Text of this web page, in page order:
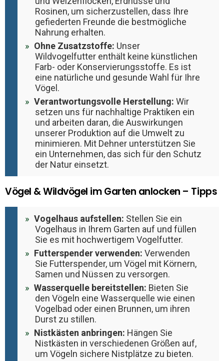
Rosinen, um sicherzustellen, dass Ihre
gefiederten Freunde die bestmögliche
Nahrung erhalten.
Ohne Zusatzstoffe: Unser
Wildvogelfutter enthält keine künstlichen
Farb- oder Konservierungsstoffe. Es ist
eine natürliche und gesunde Wahl für Ihre
Vögel.
Verantwortungsvolle Herstellung: Wir
setzen uns für nachhaltige Praktiken ein
und arbeiten daran, die Auswirkungen
unserer Produktion auf die Umwelt zu
minimieren. Mit Dehner unterstützen Sie
ein Unternehmen, das sich für den Schutz
der Natur einsetzt.
Vögel & Wildvögel im Garten anlocken – Tipps
Vogelhaus aufstellen: Stellen Sie ein
Vogelhaus in Ihrem Garten auf und füllen
Sie es mit hochwertigem Vogelfutter.
Futterspender verwenden: Verwenden
Sie Futterspender, um Vögel mit Körnern,
Samen und Nüssen zu versorgen.
Wasserquelle bereitstellen: Bieten Sie
den Vögeln eine Wasserquelle wie einen
Vogelbad oder einen Brunnen, um ihren
Durst zu stillen.
Nistkästen anbringen: Hängen Sie
Nistkästen in verschiedenen Größen auf,
um Vögeln sichere Nistplätze zu bieten.